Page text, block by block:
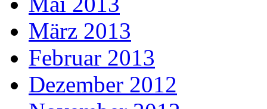
März 2013
Februar 2013
Dezember 2012